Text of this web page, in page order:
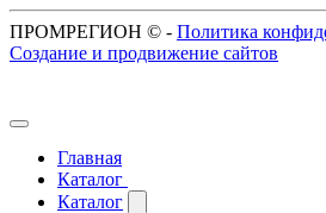
ПРОМРЕГИОН © - Политика
Создание и продвижение сайтов
Главная
Каталог
Каталог